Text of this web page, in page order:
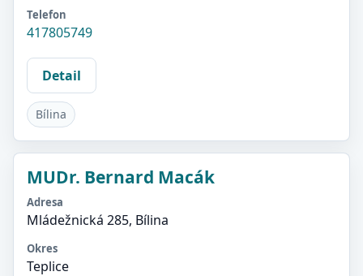
Telefon
417805749
Detail
Bílina
MUDr. Bernard Macák
Adresa
Mládežnická 285, Bílina
Okres
Teplice